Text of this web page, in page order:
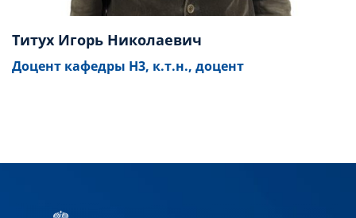
Титух Игорь Николаевич
Доцент кафедры Н3, к.т.н., доцент